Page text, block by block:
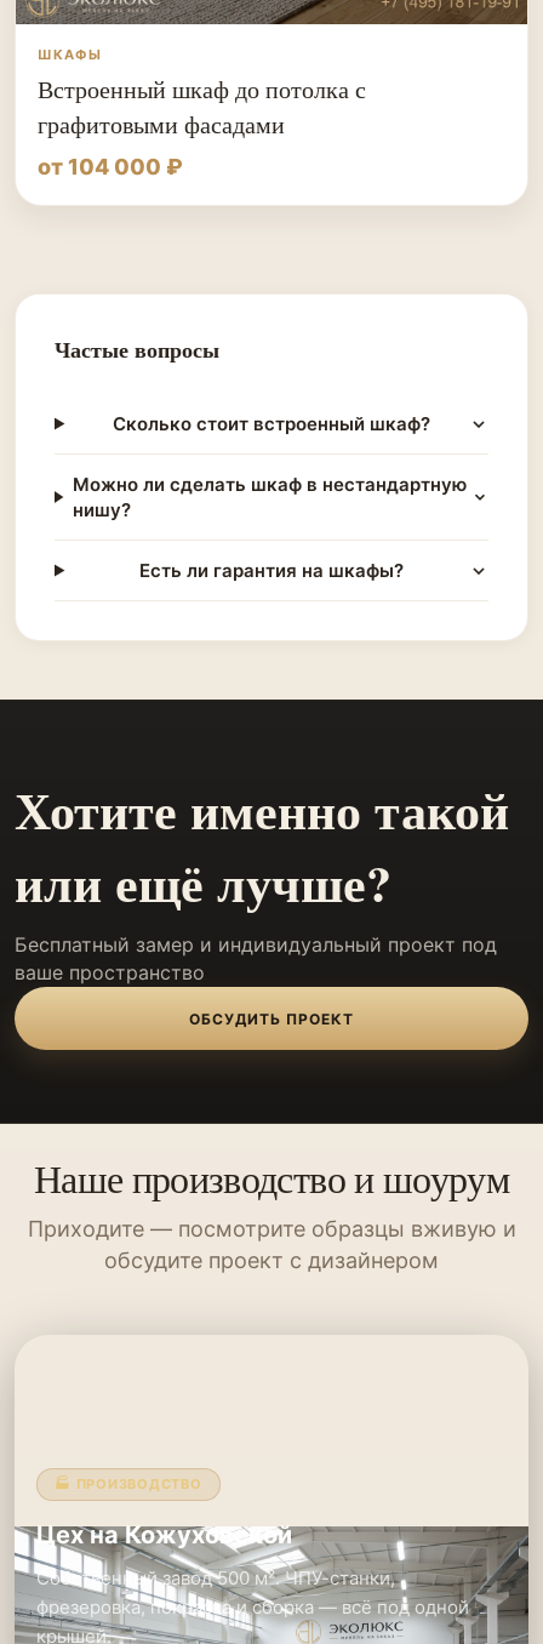
ШКАФЫ
Встроенный шкаф до потолка с
графитовыми фасадами
от 104 000 ₽
Частые вопросы
Сколько стоит встроенный шкаф?
Можно ли сделать шкаф в нестандартную
нишу?
Есть ли гарантия на шкафы?
Хотите именно такой
или ещё лучше?
Бесплатный замер и индивидуальный проект под
ваше пространство
ОБСУДИТЬ ПРОЕКТ
Наше производство и шоурум
Приходите — посмотрите образцы вживую и
обсудите проект с дизайнером
🏭 ПРОИЗВОДСТВО
Цех на Кожуховской
Собственный завод 500 м². ЧПУ-станки,
фрезеровка, покраска и сборка — всё под одной
крышей.